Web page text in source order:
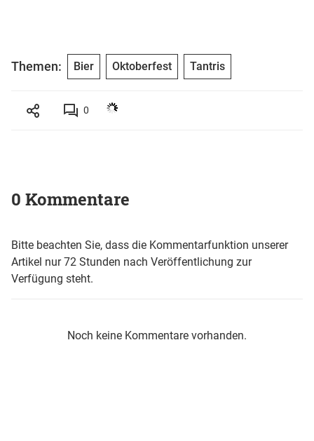
Themen: Bier Oktoberfest Tantris
0
0 Kommentare
Bitte beachten Sie, dass die Kommentarfunktion unserer
Artikel nur 72 Stunden nach Veröffentlichung zur
Verfügung steht.
Noch keine Kommentare vorhanden.